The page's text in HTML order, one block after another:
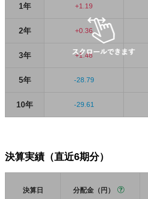
1年 +1.19
2年 +0.36
3年 +1.48
5年 -28.79
10年 -29.61
決算実績（直近6期分）
決算日 分配金（円）